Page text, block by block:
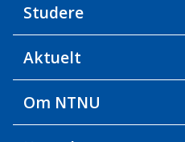
Studere
Aktuelt
Om NTNU